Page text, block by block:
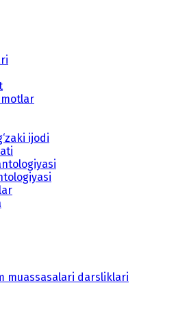
ijodi
muassasalari darsliklari